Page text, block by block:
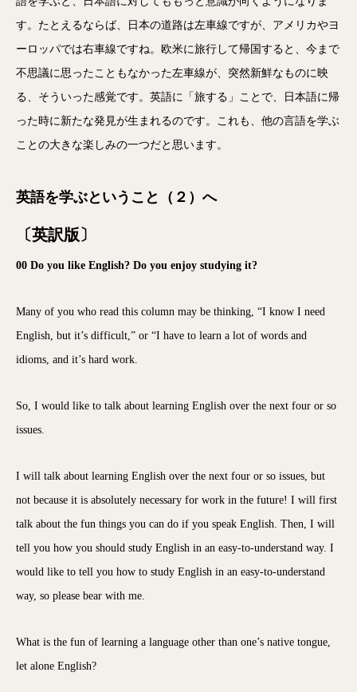
す。たとえるならば、日本の道路は左車線ですが、アメリカやヨ
ーロッパでは右車線ですね。欧米に旅行して帰国すると、今まで
不思議に思ったこともなかった左車線が、突然新鮮なものに映
る、そういった感覚です。英語に「旅する」ことで、日本語に帰
った時に新たな発見が生まれるのです。これも、他の言語を学ぶ
ことの大きな楽しみの一つだと思います。
英語を学ぶということ（２）へ
〔英訳版〕
00 Do you like English? Do you enjoy studying it?
Many of you who read this column may be thinking, “I know I need
English, but it’s difficult,” or “I have to learn a lot of words and
idioms, and it’s hard work.
So, I would like to talk about learning English over the next four or so
issues.
I will talk about learning English over the next four or so issues, but
not because it is absolutely necessary for work in the future! I will first
talk about the fun things you can do if you speak English. Then, I will
tell you how you should study English in an easy-to-understand way. I
would like to tell you how to study English in an easy-to-understand
way, so please bear with me.
What is the fun of learning a language other than one’s native tongue,
let alone English?